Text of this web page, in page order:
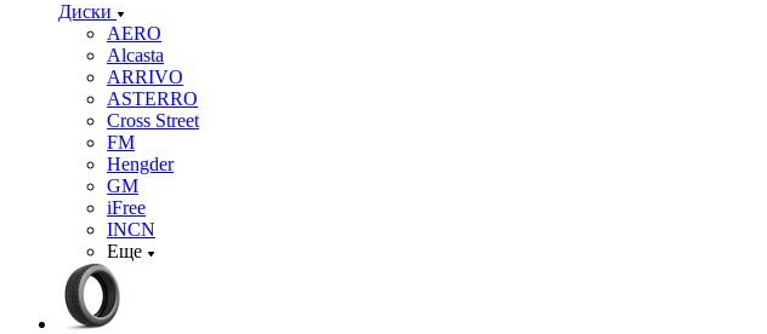
Диски
AERO
Alcasta
ARRIVO
ASTERRO
Cross Street
FM
Hengder
GM
iFree
INCN
Еще